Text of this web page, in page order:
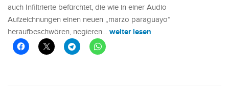
auch Infiltrierte befürchtet, die wie in einer Audio
Aufzeichnungen einen neuen „marzo paraguayo“
heraufbeschwören, negieren… weiter lesen